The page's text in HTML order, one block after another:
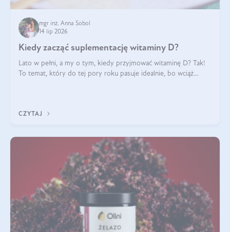
mgr inż. Anna Sobol
14 lip 2026
Kiedy zacząć suplementację witaminy D?
Lato w pełni, a my o tym, kiedy przyjmować witaminę D? Tak!
To temat, który do tej pory roku pasuje idealnie, bo wciąż
CZYTAJ